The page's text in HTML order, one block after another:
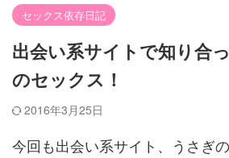
セックス依存日記
出会い系サイトで知り合
のセックス！
2016年3月25日
今回も出会い系サイト、うさぎ